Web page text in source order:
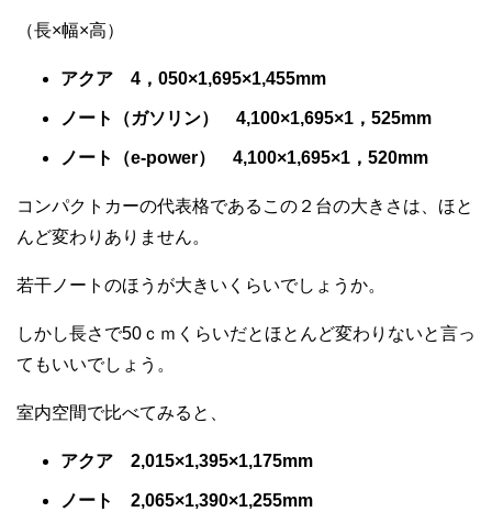
（長×幅×高）
アクア 4，050×1,695×1,455mm
ノート（ガソリン） 4,100×1,695×1，525mm
ノート（e-power） 4,100×1,695×1，520mm
コンパクトカーの代表格であるこの２台の大きさは、ほと
んど変わりありません。
若干ノートのほうが大きいくらいでしょうか。
しかし長さで50ｃｍくらいだとほとんど変わりないと言っ
てもいいでしょう。
室内空間で比べてみると、
アクア 2,015×1,395×1,175mm
ノート 2,065×1,390×1,255mm